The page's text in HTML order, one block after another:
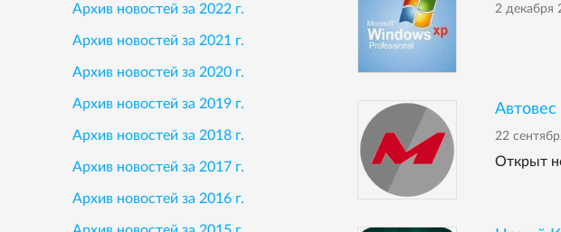
2 декабря
22
Открыт
Архив новостей за 2022 г.
Архив новостей за 2021 г.
Архив новостей за 2020 г.
Архив новостей за 2019 г.
Архив новостей за 2018 г.
Архив новостей за 2017 г.
Архив новостей за 2016 г.